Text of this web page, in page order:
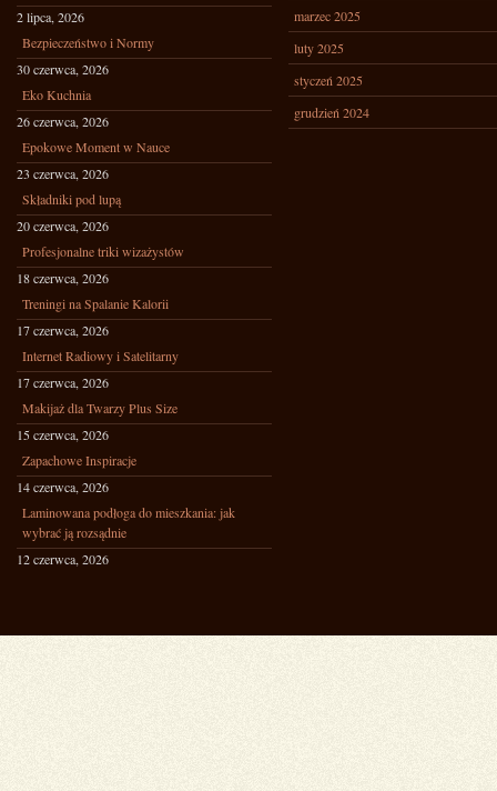
2 lipca, 2026
Bezpieczeństwo i Normy
30 czerwca, 2026
Eko Kuchnia
26 czerwca, 2026
Epokowe Moment w Nauce
23 czerwca, 2026
Składniki pod lupą
20 czerwca, 2026
Profesjonalne triki wizażystów
18 czerwca, 2026
Treningi na Spalanie Kalorii
17 czerwca, 2026
Internet Radiowy i Satelitarny
17 czerwca, 2026
Makijaż dla Twarzy Plus Size
15 czerwca, 2026
Zapachowe Inspiracje
14 czerwca, 2026
Laminowana podłoga do mieszkania: jak
wybrać ją rozsądnie
12 czerwca, 2026
marzec 2025
luty 2025
styczeń 2025
grudzień 2024